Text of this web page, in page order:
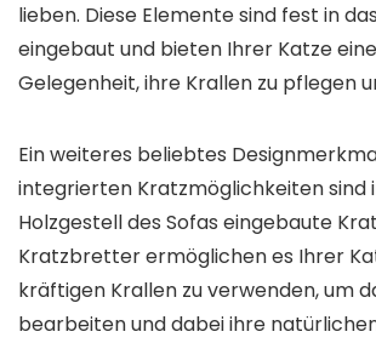
lieben. Diese Elemente sind fest in
eingebaut und bieten Ihrer Katze
Gelegenheit, ihre Krallen zu pflegen
Ein weiteres beliebtes
integrierten Kratzmöglichkeiten sind
Holzgestell des Sofas eingebaute
Kratzbretter ermöglichen es Ihrer
kräftigen Krallen zu verwenden, um
bearbeiten und dabei ihre